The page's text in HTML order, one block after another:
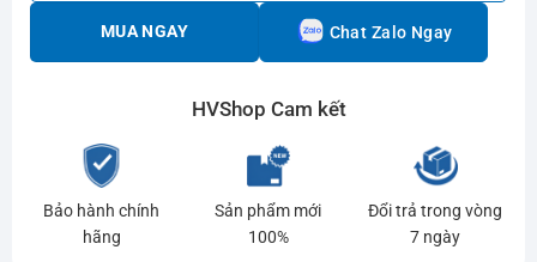
MUA NGAY Chat Zalo Ngay
HVShop Cam kết
Bảo hành chính
hãng
Sản phẩm mới
100%
Đổi trả trong vòng
7 ngày